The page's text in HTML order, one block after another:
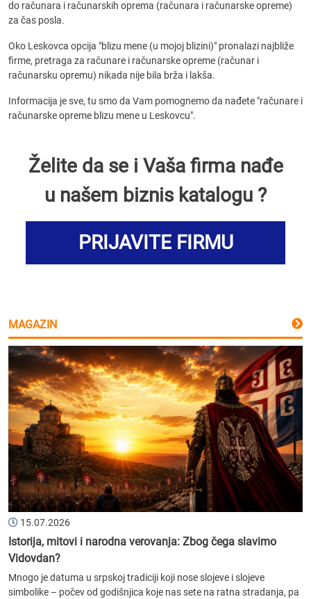
do računara i računarskih oprema (računara i računarske opreme)
za čas posla.
Oko Leskovca opcija "blizu mene (u mojoj blizini)" pronalazi najbliže
firme, pretraga za računare i računarske opreme (računar i
računarsku opremu) nikada nije bila brža i lakša.
Informacija je sve, tu smo da Vam pomognemo da nađete "računare i
računarske opreme blizu mene u Leskovcu".
Želite da se i Vaša firma nađe
u našem biznis katalogu ?
PRIJAVITE FIRMU
MAGAZIN
15.07.2026
Istorija, mitovi i narodna verovanja: Zbog čega slavimo
Vidovdan?
Mnogo je datuma u srpskoj tradiciji koji nose slojeve i slojeve
simbolike – počev od godišnjica koje nas sete na ratna stradanja, pa